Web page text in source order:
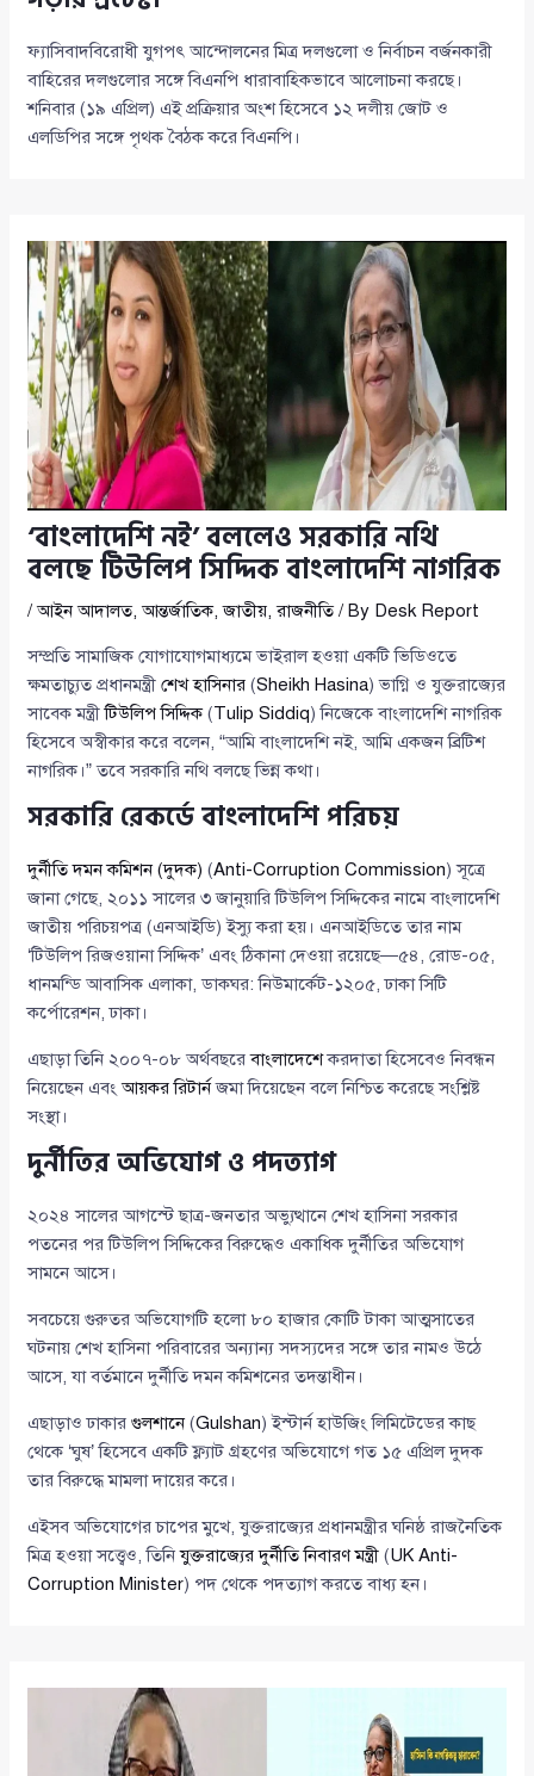
ফ্যাসিবাদবিরোধী যুগপৎ আন্দোলনের মিত্র দলগুলো ও নির্বাচন বর্জনকারী
বাহিরের দলগুলোর সঙ্গে বিএনপি ধারাবাহিকভাবে আলোচনা করছে।
শনিবার (১৯ এপ্রিল) এই প্রক্রিয়ার অংশ হিসেবে ১২ দলীয় জোট ও
এলডিপির সঙ্গে পৃথক বৈঠক করে বিএনপি।
‘বাংলাদেশি নই’ বললেও সরকারি নথি
বলছে টিউলিপ সিদ্দিক বাংলাদেশি নাগরিক
/আইন আদালত,আন্তর্জাতিক,জাতীয়,রাজনীতি/ By Desk Report
সম্প্রতি সামাজিক যোগাযোগমাধ্যমে ভাইরাল হওয়া একটি ভিডিওতে
ক্ষমতাচ্যুত প্রধানমন্ত্রীশেখ হাসিনার (Sheikh Hasina) ভাগ্নি ও যুক্তরাজ্যের
সাবেক মন্ত্রীটিউলিপ সিদ্দিক(Tulip Siddiq) নিজেকে বাংলাদেশি নাগরিক
হিসেবে অস্বীকার করে বলেন, “আমি বাংলাদেশি নই, আমি একজন ব্রিটিশ
নাগরিক।” তবে সরকারি নথি বলছে ভিন্ন কথা।
সরকারি রেকর্ডে বাংলাদেশি পরিচয়
দুর্নীতি দমন কমিশন (দুদক) (Anti-Corruption Commission) সূত্রে
জানা গেছে, ২০১১ সালের ৩ জানুয়ারি টিউলিপ সিদ্দিকের নামে বাংলাদেশি
জাতীয় পরিচয়পত্র (এনআইডি) ইস্যু করা হয়। এনআইডিতে তার নাম
‘টিউলিপ রিজওয়ানা সিদ্দিক’ এবং ঠিকানা দেওয়া রয়েছে—৫৪, রোড-০৫,
ধানমন্ডি আবাসিক এলাকা, ডাকঘর: নিউমার্কেট-১২০৫, ঢাকা সিটি
কর্পোরেশন, ঢাকা।
এছাড়া তিনি ২০০৭-০৮ অর্থবছরেবাংলাদেশেকরদাতা হিসেবেও নিবন্ধন
নিয়েছেন এবংআয়কর রিটার্নজমা দিয়েছেন বলে নিশ্চিত করেছে সংশ্লিষ্ট
সংস্থা।
দুর্নীতির অভিযোগ ও পদত্যাগ
২০২৪ সালের আগস্টে ছাত্র-জনতার অভ্যুত্থানে শেখ হাসিনা সরকার
পতনের পর টিউলিপ সিদ্দিকের বিরুদ্ধেও একাধিক দুর্নীতির অভিযোগ
সামনে আসে।
সবচেয়ে গুরুতর অভিযোগটি হলো ৮০ হাজার কোটি টাকা আত্মসাতের
ঘটনায় শেখ হাসিনা পরিবারের অন্যান্য সদস্যদের সঙ্গে তার নামও উঠে
আসে, যা বর্তমানে দুর্নীতি দমন কমিশনের তদন্তাধীন।
এছাড়াও ঢাকারগুলশানে(Gulshan) ইস্টার্ন হাউজিং লিমিটেডের কাছ
থেকে ‘ঘুষ’ হিসেবে একটি ফ্ল্যাট গ্রহণের অভিযোগে গত ১৫ এপ্রিল দুদক
তার বিরুদ্ধে মামলা দায়ের করে।
এইসব অভিযোগের চাপের মুখে, যুক্তরাজ্যের প্রধানমন্ত্রীর ঘনিষ্ঠ রাজনৈতিক
মিত্র হওয়া সত্ত্বেও, তিনিযুক্তরাজ্যের দুর্নীতি নিবারণ মন্ত্রী (UK Anti-
Corruption Minister) পদ থেকে পদত্যাগ করতে বাধ্য হন।